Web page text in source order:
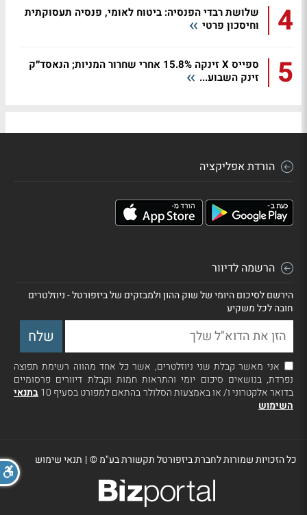
4
שלושת רבדי הפנסיה: ביטוח לאומי, פנסיה תעסוקתית
וחיסכון פרטי
5
ספייס X זינקה 15.8% אחרי שחרור המניות; הנאסד״ק
זינק השבוע...
הורדת אפליקציה
הרשמה לדיוור
הירשם לסיכום היומי של שוק ההון ולמבזקים של ביזפורטל - ניוזלטרים
חובה לכל משקיע
אני מאשר קבלת שני ניוזלטרים, אשר כל אחד מהווה רשימת תפוצה
נפרדת, בנושאים סיכום יומי והתראות חמות וקבלת דיוורים פרסומיים
בדואר אלקטרוני ו/ או באמצעות הסלולר בהתאם למפורט בסעיף 10
בתנאי
השימוש
כל הזכויות שמורות לחברת ביזפורטל תקשורת בע"מ ©| תנאי שימוש